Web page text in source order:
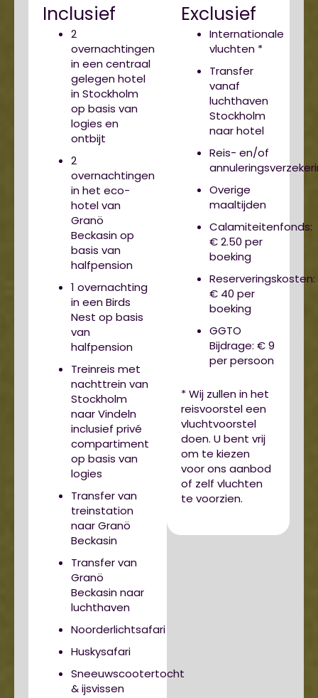
Inclusief
2
overnachtingen
in een centraal
gelegen hotel
in Stockholm
op basis van
logies en
ontbijt
2
overnachtingen
in het eco-
hotel van
Granö
Beckasin op
basis van
halfpension
1 overnachting
in een Birds
Nest op basis
van
halfpension
Treinreis met
nachttrein van
Stockholm
naar Vindeln
inclusief privé
compartiment
op basis van
logies
Transfer van
treinstation
naar Granö
Beckasin
Transfer van
Granö
Beckasin naar
luchthaven
Noorderlichtsafari
Huskysafari
Sneeuwscootertocht
& ijsvissen
Exclusief
Internationale
vluchten *
Transfer
vanaf
luchthaven
Stockholm
naar hotel
Reis- en/of
Overige
maaltijden
Calamiteitenfonds:
€ 2.50 per
boeking
Reserveringskosten:
€ 40 per
boeking
GGTO
Bijdrage: € 9
per persoon
* Wij zullen in het
reisvoorstel een
vluchtvoorstel
doen. U bent vrij
om te kiezen
voor ons aanbod
of zelf vluchten
te voorzien.